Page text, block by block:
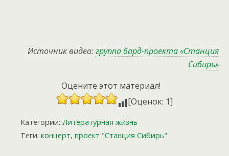
Источник видео:группа бард-проекта «Станция
Сибирь»
Оцените этот материал!
[Оценок: 1]
Категории: Литературная жизнь
Теги: концерт, проект "Станция Сибирь"